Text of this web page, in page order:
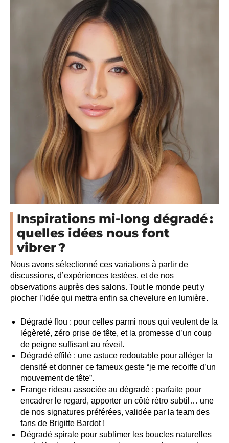
Inspirations mi-long dégradé :
quelles idées nous font
vibrer ?
Nous avons sélectionné ces variations à partir de
discussions, d’expériences testées, et de nos
observations auprès des salons. Tout le monde peut y
piocher l’idée qui mettra enfin sa chevelure en lumière.
Dégradé flou : pour celles parmi nous qui veulent de la
légèreté, zéro prise de tête, et la promesse d’un coup
de peigne suffisant au réveil.
Dégradé effilé : une astuce redoutable pour alléger la
densité et donner ce fameux geste “je me recoiffe d’un
mouvement de tête”.
Frange rideau associée au dégradé : parfaite pour
encadrer le regard, apporter un côté rétro subtil… une
de nos signatures préférées, validée par la team des
fans de Brigitte Bardot !
Dégradé spirale pour sublimer les boucles naturelles